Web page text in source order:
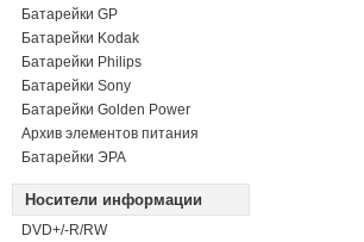
Батарейки GP
Батарейки Kodak
Батарейки Philips
Батарейки Sony
Батарейки Golden Power
Архив элементов питания
Батарейки ЭРА
Носители информации
DVD+/-R/RW